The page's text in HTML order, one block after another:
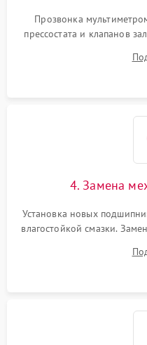
Прозвонка
прессостата и клапанов
Восстановление
4. Замена
Установка новых
влагостойкой смазки.
или